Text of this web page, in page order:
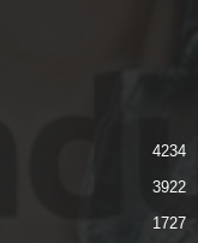
4234
3922
1727